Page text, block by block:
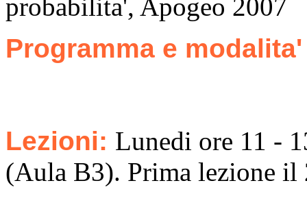
probabilita', Apogeo 2007
Programma e
Lezioni: Lunedi ore 11 -
(Aula B3). Prima lezione il